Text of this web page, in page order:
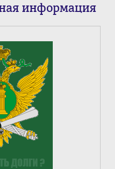
информация